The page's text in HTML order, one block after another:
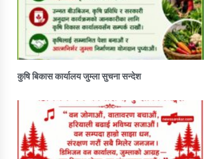
कर्णाली प्रविधि शिक्षालय जुम्लाको सुचना
कुषि बिकास कार्यालय जुम्ला सुचना सन्देश